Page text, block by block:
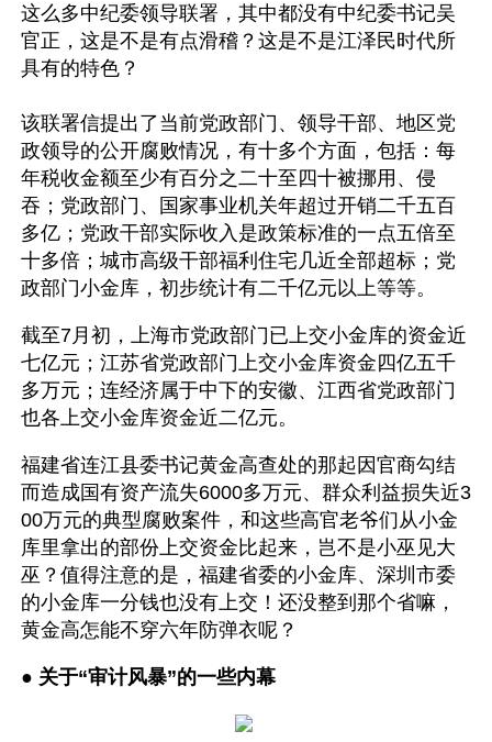
这么多中纪委领导联署，其中都没有中纪委书记吴
官正，这是不是有点滑稽？这是不是江泽民时代所
具有的特色？
该联署信提出了当前党政部门、领导干部、地区党
政领导的公开腐败情况，有十多个方面，包括：每
年税收金额至少有百分之二十至四十被挪用、侵
吞；党政部门、国家事业机关年超过开销二千五百
多亿；党政干部实际收入是政策标准的一点五倍至
十多倍；城市高级干部福利住宅几近全部超标；党
政部门小金库，初步统计有二千亿元以上等等。
截至7月初，上海市党政部门已上交小金库的资金近
七亿元；江苏省党政部门上交小金库资金四亿五千
多万元；连经济属于中下的安徽、江西省党政部门
也各上交小金库资金近二亿元。
福建省连江县委书记黄金高查处的那起因官商勾结
而造成国有资产流失6000多万元、群众利益损失近3
00万元的典型腐败案件，和这些高官老爷们从小金
库里拿出的部份上交资金比起来，岂不是小巫见大
巫？值得注意的是，福建省委的小金库、深圳市委
的小金库一分钱也没有上交！还没整到那个省嘛，
黄金高怎能不穿六年防弹衣呢？
● 关于“审计风暴”的一些内幕